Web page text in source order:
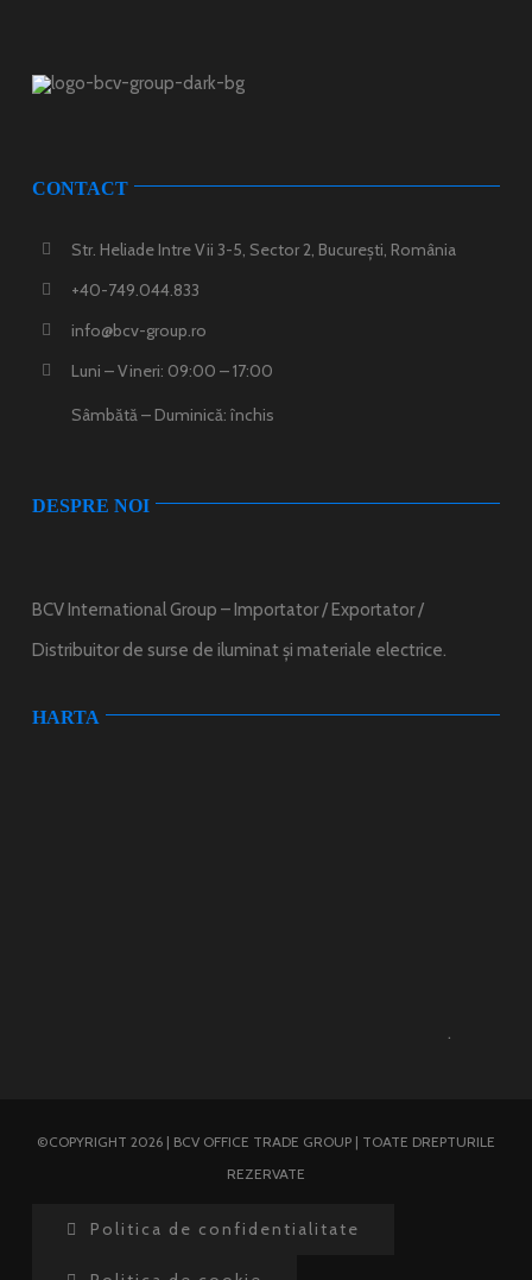
DESPRE NOI
BCV International Group – Importator / Exportator /
Distribuitor de surse de iluminat și materiale electrice.
CONTACT
Str. Heliade Intre Vii 3-5, Sector 2, București, România
+40-749.044.833
info@bcv-group.ro
Luni – Vineri: 09:00 – 17:00
Sâmbătă – Duminică: închis
HARTA
.
©COPYRIGHT 2026 | BCV OFFICE TRADE GROUP | TOATE DREPTURILE
REZERVATE
Politica de confidentialitate